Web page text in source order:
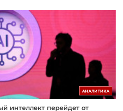
АНАЛИТИКА
интеллект перейдет от